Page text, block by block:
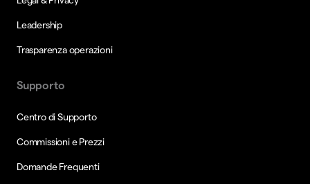
Leadership
Trasparenza operazioni
Supporto
Centro di Supporto
Commissioni e Prezzi
Domande Frequenti